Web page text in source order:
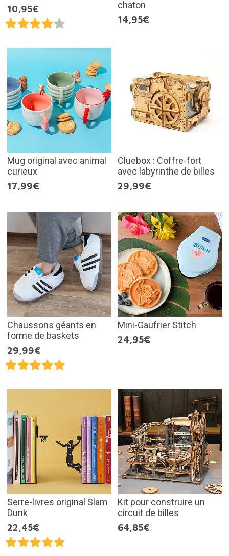
10,95€
chaton
14,95€
Mug original avec animal
curieux
17,99€
Cluebox : Coffre-fort
avec labyrinthe de billes
29,99€
Chaussons géants en
forme de baskets
29,99€
Mini-Gaufrier Stitch
24,95€
Serre-livres original Slam
Dunk
22,45€
Kit pour construire un
circuit de billes
64,85€